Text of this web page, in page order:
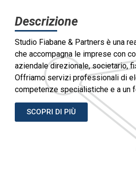
Descrizione
Studio Fiabane & Partners è una
che accompagna le imprese con
aziendale direzionale, societario,
Offriamo servizi professionali di
competenze specialistiche e a un
SCOPRI DI PIÙ